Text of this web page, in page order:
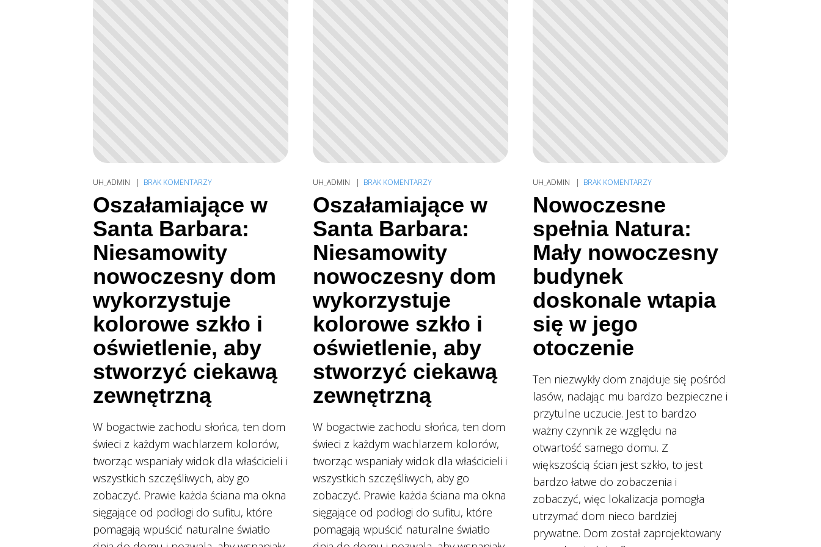
UH_ADMIN BRAK KOMENTARZY
Oszałamiające w
Santa Barbara:
Niesamowity
nowoczesny dom
wykorzystuje
kolorowe szkło i
oświetlenie, aby
stworzyć ciekawą
zewnętrzną
W bogactwie zachodu słońca, ten dom
świeci z każdym wachlarzem kolorów,
tworząc wspaniały widok dla właścicieli i
wszystkich szczęśliwych, aby go
zobaczyć. Prawie każda ściana ma okna
sięgające od podłogi do sufitu, które
pomagają wpuścić naturalne światło
UH_ADMIN BRAK KOMENTARZY
Oszałamiające w
Santa Barbara:
Niesamowity
nowoczesny dom
wykorzystuje
kolorowe szkło i
oświetlenie, aby
stworzyć ciekawą
zewnętrzną
W bogactwie zachodu słońca, ten dom
świeci z każdym wachlarzem kolorów,
tworząc wspaniały widok dla właścicieli i
wszystkich szczęśliwych, aby go
zobaczyć. Prawie każda ściana ma okna
sięgające od podłogi do sufitu, które
pomagają wpuścić naturalne światło
UH_ADMIN BRAK KOMENTARZY
Nowoczesne
spełnia Natura:
Mały nowoczesny
budynek
doskonale wtapia
się w jego
otoczenie
Ten niezwykły dom znajduje się pośród
lasów, nadając mu bardzo bezpieczne i
przytulne uczucie. Jest to bardzo
ważny czynnik ze względu na
otwartość samego domu. Z
większością ścian jest szkło, to jest
bardzo łatwe do zobaczenia i
zobaczyć, więc lokalizacja pomogła
utrzymać dom nieco bardziej
prywatne. Dom został zaprojektowany